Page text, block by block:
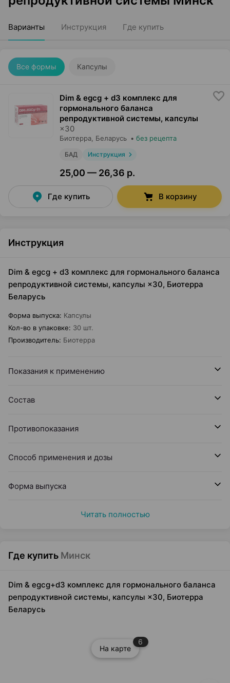
Варианты Инструкция Где купить
Все формы Капсулы
Dim & egcg + d3 комплекс для
гормонального баланса
репродуктивной системы, капсулы
×30
Биотерра , Беларусь • без рецепта
БАД Инструкция
25,00 — 26,36 р.
Где купить В корзину
Инструкция
Dim & egcg + d3 комплекс для гормонального баланса
репродуктивной системы, капсулы ×30, Биотерра
Беларусь
Форма выпуска: Капсулы
Кол-во в упаковке: 30 шт.
Производитель: Биотерра
Показания к применению
Состав
Противопоказания
Способ применения и дозы
Форма выпуска
Читать полностью
Где купить Минск
Dim & egcg+d3 комплекс для гормонального баланса
репродуктивной системы, капсулы ×30, Биотерра
Беларусь
На карте
6